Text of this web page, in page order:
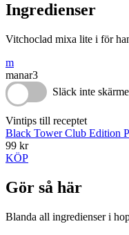
Ingredienser
Vitchoclad mixa lite i för
m
manar3
Släck inte
Vintips till receptet
Black Tower Club Edition
99 kr
KÖP
Gör så här
Blanda all ingredienser i